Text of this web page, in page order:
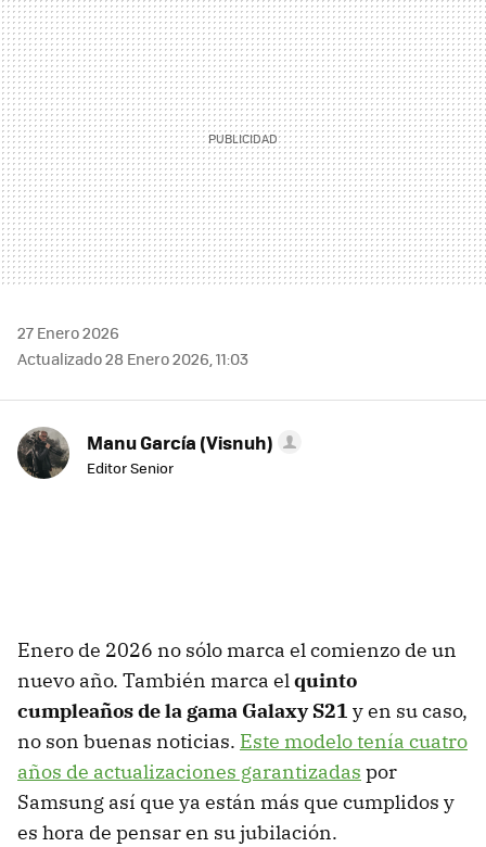
MAIL
27 Enero 2026
Actualizado 28 Enero 2026, 11:03
Manu García (Visnuh)
Editor Senior
Enero de 2026 no sólo marca el comienzo de un
nuevo año. También marca elquinto
cumpleaños de la gama Galaxy S21 y en su caso,
no son buenas noticias. Este modelo tenía cuatro
años de actualizaciones garantizadas por
Samsung así que ya están más que cumplidos y
es hora de pensar en su jubilación.